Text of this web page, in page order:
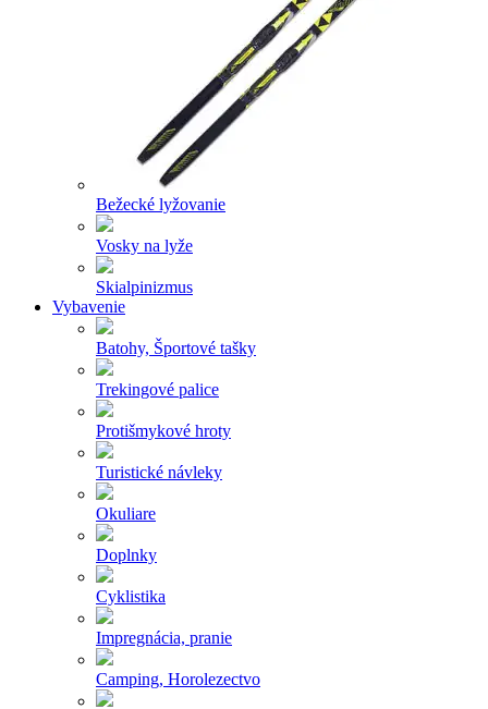
Bežecké lyžovanie
Vosky na lyže
Skialpinizmus
Vybavenie
Batohy, Športové tašky
Trekingové palice
Protišmykové hroty
Turistické návleky
Okuliare
Doplnky
Cyklistika
Impregnácia, pranie
Camping, Horolezectvo